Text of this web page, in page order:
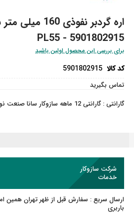
اره گردبر نفوذی 160
5901802915 - PL55
برای بررسی این محصول اولین باشید
کد کالا 5901802915
تماس بگیرید
گارانتی : گارانتی 12 ماهه سازوکار سانا صنعت نوین
شرکت سازوکار
خدمات
ارسال سریع :سفارش قبل از ظهرتهران همین
باربری